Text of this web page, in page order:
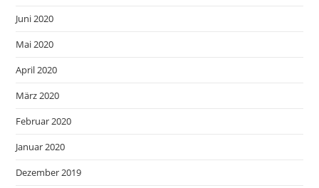
Juni 2020
Mai 2020
April 2020
März 2020
Februar 2020
Januar 2020
Dezember 2019